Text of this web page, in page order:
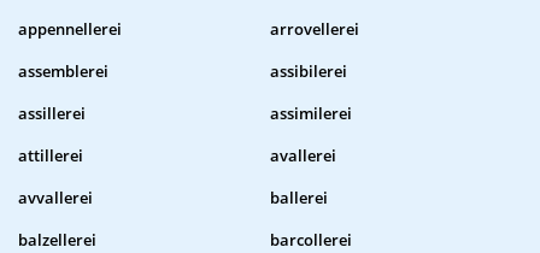
appennellerei
arrovellerei
assemblerei
assibilerei
assillerei
assimilerei
attillerei
avallerei
avvallerei
ballerei
balzellerei
barcollerei